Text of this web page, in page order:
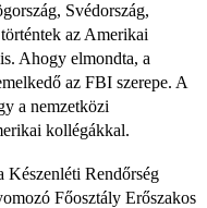
Svédország,
az Amerikai
Ahogy elmondta, a
az FBI szerepe. A
a nemzetközi
kollégákkal.
Készenléti Rendőrség
Főosztály Erőszakos